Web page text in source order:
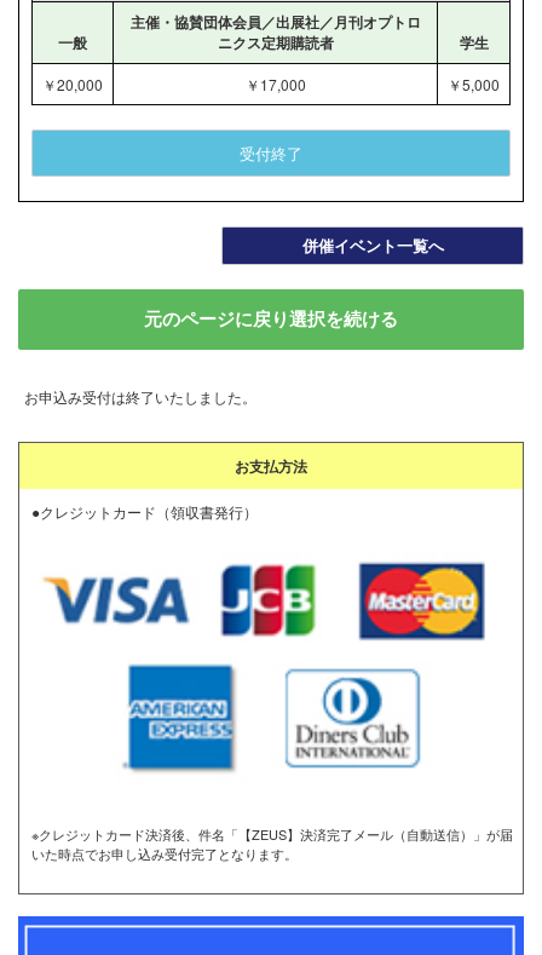
一般
主催・協賛団体会員／出展社／月刊オプトロ
ニクス定期購読者
学生
￥20,000 ￥17,000 ￥5,000
受付終了
併催イベント一覧へ
元のページに戻り選択を続ける
お申込み受付は終了いたしました。
お支払方法
●クレジットカード（領収書発行）
※クレジットカード決済後、件名「【ZEUS】決済完了メール（自動送信）」が届
いた時点でお申し込み受付完了となります。